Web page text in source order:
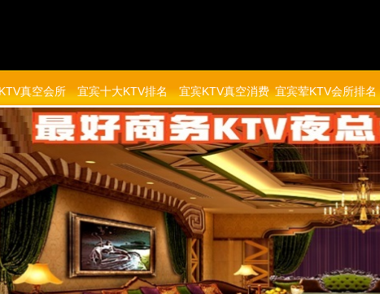
真空会所 宜宾十大KTV排名 宜宾KTV真空消费 宜宾荤KTV会所排名